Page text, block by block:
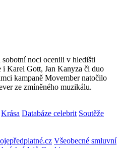
noci ocenili v hledišti
Karel Gott, Jan Kanyza či duo
kampaně Movember natočilo
ze zmíněného muzikálu.
Krása Databáze celebrit Soutěže
Všeobecné smluvní